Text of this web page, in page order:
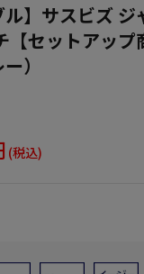
ル】サスビズ
【セットアップ
）
(税込)